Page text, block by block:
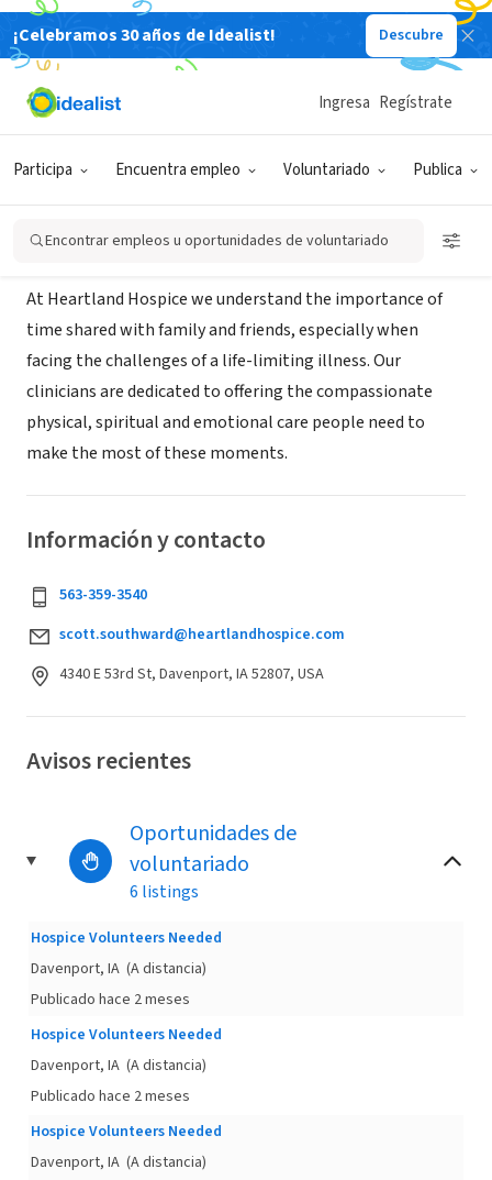
¡Celebramos 30 años de Idealist! Descubre
Participa Encuentra empleo Voluntariado Publica
Ingresa Regístrate
Encontrar empleos u oportunidades de voluntariado
ORGANIZACIÓN SIN FIN DE LUCRO
Heartland Hospice Quad Cities
IA care/heartland-hospice/
Acerca de
At Heartland Hospice we understand the importance of
time shared with family and friends, especially when
facing the challenges of a life-limiting illness. Our
clinicians are dedicated to offering the compassionate
physical, spiritual and emotional care people need to
make the most of these moments.
Información y contacto
563-359-3540
scott.southward@heartlandhospice.com
4340 E 53rd St, Davenport, IA 52807, USA
Avisos recientes
Oportunidades de
voluntariado
6 listings
Hospice Volunteers Needed
Davenport, IA (A distancia)
Publicado hace 2 meses
Hospice Volunteers Needed
Davenport, IA (A distancia)
Publicado hace 2 meses
Hospice Volunteers Needed
Davenport, IA (A distancia)